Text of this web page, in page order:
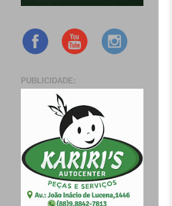
PUBLICIDADE: